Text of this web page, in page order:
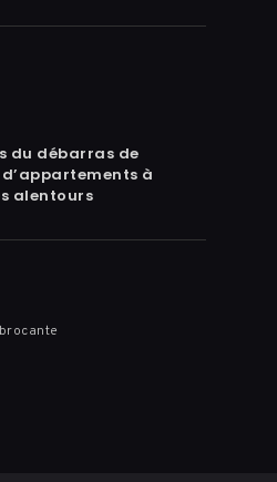
du débarras de
à
alentours